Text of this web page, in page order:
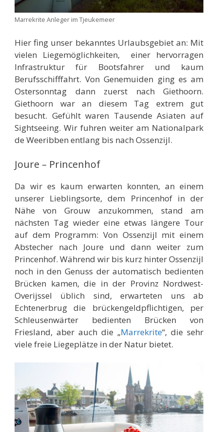
Marrekrite Anleger im Tjeukemeer
Hier fing unser bekanntes Urlaubsgebiet an: Mit
vielen Liegemöglichkeiten, einer hervorragen
Infrastruktur für Bootsfahrer und kaum
Berufsschifffahrt. Von Genemuiden ging es am
Ostersonntag dann zuerst nach Giethoorn.
Giethoorn war an diesem Tag extrem gut
besucht. Gefühlt waren Tausende Asiaten auf
Sightseeing. Wir fuhren weiter am Nationalpark
de Weeribben entlang bis nach Ossenzijl.
Joure – Princenhof
Da wir es kaum erwarten konnten, an einem
unserer Lieblingsorte, dem Princenhof in der
Nähe von Grouw anzukommen, stand am
nächsten Tag wieder eine etwas längere Tour
auf dem Programm: Von Ossenzijl mit einem
Abstecher nach Joure und dann weiter zum
Princenhof. Während wir bis kurz hinter Ossenzijl
noch in den Genuss der automatisch bedienten
Brücken kamen, die in der Provinz Nordwest-
Overijssel üblich sind, erwarteten uns ab
Echtenerbrug die brückengeldpflichtigen, per
Schleusenwärter bedienten Brücken von
Friesland, aber auch die „Marrekrite“, die sehr
viele freie Liegeplätze in der Natur bietet.